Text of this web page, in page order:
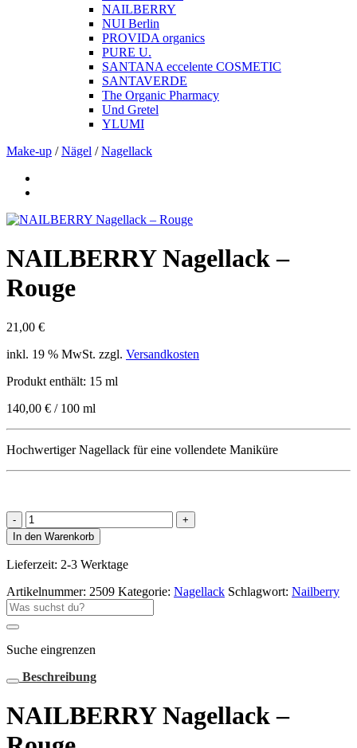
NAILBERRY
NUI Berlin
PROVIDA organics
PURE U.
SANTANA eccelente COSMETIC
SANTAVERDE
The Organic Pharmacy
Und Gretel
YLUMI
Make-up / Nägel / Nagellack
NAILBERRY Nagellack –
Rouge
21,00 €
inkl. 19 % MwSt. zzgl. Versandkosten
Produkt enthält: 15 ml
140,00 € / 100 ml
Hochwertiger Nagellack für eine vollendete Maniküre
NAILBERRY
Nagellack
–
Rouge
In den Warenkorb
Lieferzeit: 2-3 Werktage
Artikelnummer: 2509 Kategorie: Nagellack Schlagwort: Nailberry
Suche
nach:
Suche eingrenzen
Beschreibung
NAILBERRY Nagellack –